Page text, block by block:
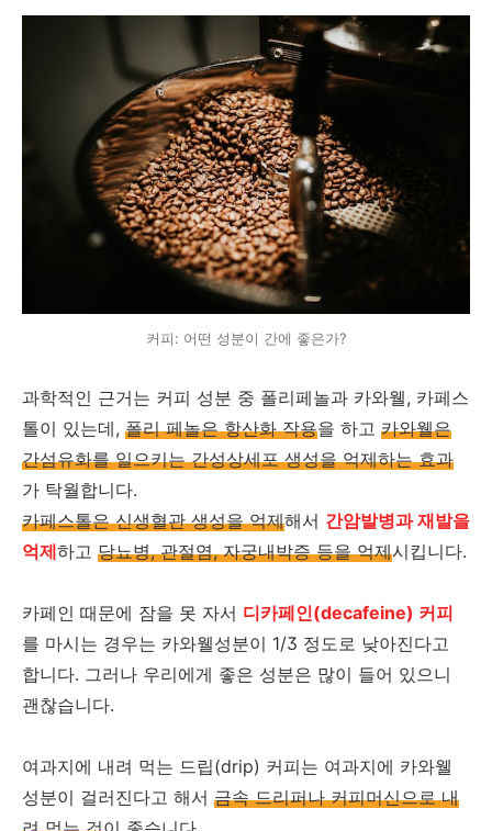
커피: 어떤 성분이 간에 좋은가?
과학적인 근거는 커피 성분 중 폴리페놀과 카와웰, 카페스
톨이 있는데, 폴리 페놀은 항산화 작용을 하고 카와웰은
간섬유화를 일으키는 간성상세포 생성을 억제하는 효과
가 탁월합니다.
카페스톨은 신생혈관 생성을 억제해서 간암발병과 재발을
억제하고 당뇨병, 관절염, 자궁내박증 등을 억제시킵니다.
카페인 때문에 잠을 못 자서 디카페인(decafeine) 커피
를 마시는 경우는 카와웰성분이 1/3 정도로 낮아진다고
합니다. 그러나 우리에게 좋은 성분은 많이 들어 있으니
괜찮습니다.
여과지에 내려 먹는 드립(drip) 커피는 여과지에 카와웰
성분이 걸러진다고 해서 금속 드리퍼나 커피머신으로 내